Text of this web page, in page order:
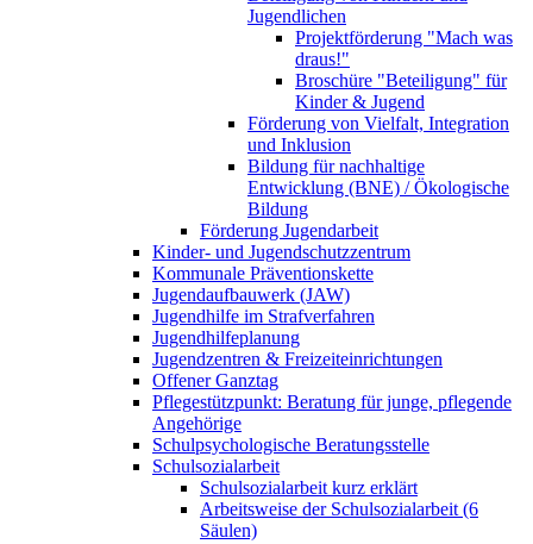
Jugendlichen
Projektförderung "Mach was
draus!"
Broschüre "Beteiligung" für
Kinder & Jugend
Förderung von Vielfalt, Integration
und Inklusion
Bildung für nachhaltige
Entwicklung (BNE) / Ökologische
Bildung
Förderung Jugendarbeit
Kinder- und Jugendschutzzentrum
Kommunale Präventionskette
Jugendaufbauwerk (JAW)
Jugendhilfe im Strafverfahren
Jugendhilfeplanung
Jugendzentren & Freizeiteinrichtungen
Offener Ganztag
Pflegestützpunkt: Beratung für junge, pflegende
Angehörige
Schulpsychologische Beratungsstelle
Schulsozialarbeit
Schulsozialarbeit kurz erklärt
Arbeitsweise der Schulsozialarbeit (6
Säulen)